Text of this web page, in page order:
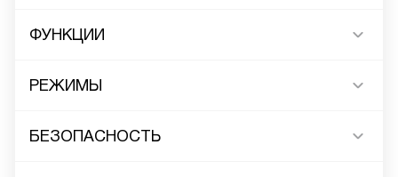
ФУНКЦИИ
РЕЖИМЫ
БЕЗОПАСНОСТЬ